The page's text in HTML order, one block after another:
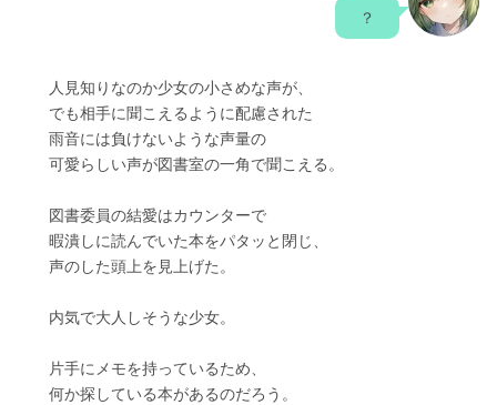
？
人見知りなのか少女の小さめな声が、
でも相手に聞こえるように配慮された
雨音には負けないような声量の
可愛らしい声が図書室の一角で聞こえる。
図書委員の結愛はカウンターで
暇潰しに読んでいた本をパタッと閉じ、
声のした頭上を見上げた。
内気で大人しそうな少女。
片手にメモを持っているため、
何か探している本があるのだろう。